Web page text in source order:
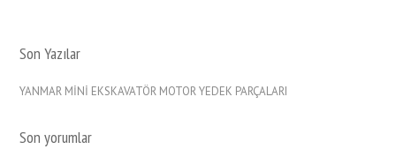
Son Yazılar
YANMAR MİNİ EKSKAVATÖR MOTOR YEDEK PARÇALARI
Son yorumlar